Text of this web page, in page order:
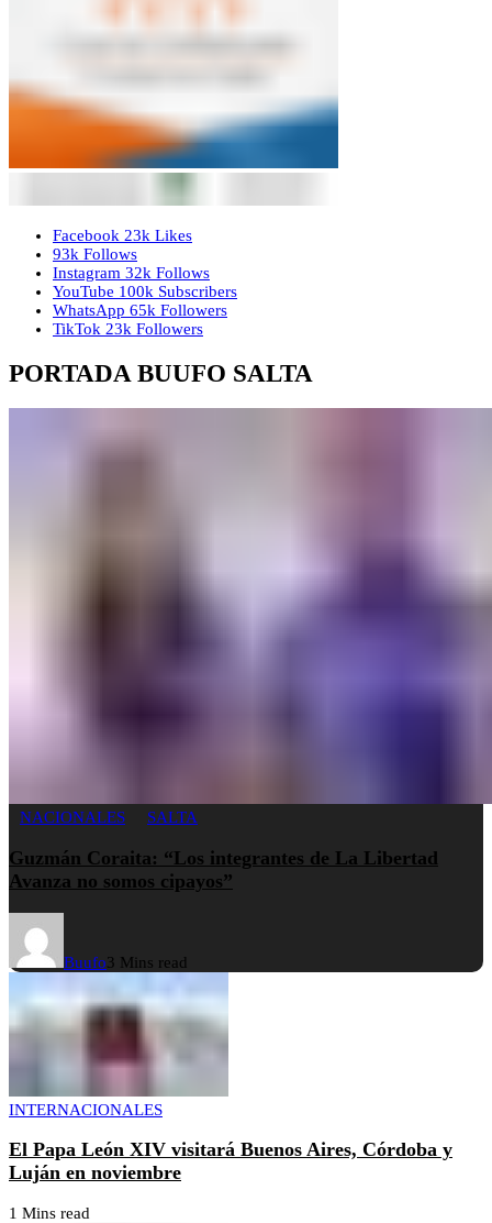
Facebook 23k Likes
93k Follows
Instagram 32k Follows
YouTube 100k Subscribers
WhatsApp 65k Followers
TikTok 23k Followers
PORTADA BUUFO SALTA
NACIONALES SALTA
Guzmán Coraita: “Los integrantes de La Libertad
Avanza no somos cipayos”
Buufo3 Mins read
INTERNACIONALES
El Papa León XIV visitará Buenos Aires, Córdoba y
Luján en noviembre
1 Mins read